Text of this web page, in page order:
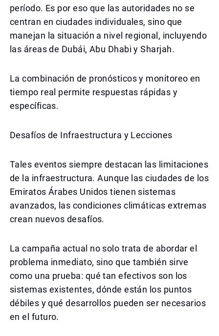
período. Es por eso que las autoridades no se
centran en ciudades individuales, sino que
manejan la situación a nivel regional, incluyendo
las áreas de Dubái, Abu Dhabi y Sharjah.
La combinación de pronósticos y monitoreo en
tiempo real permite respuestas rápidas y
específicas.
Desafíos de Infraestructura y Lecciones
Tales eventos siempre destacan las limitaciones
de la infraestructura. Aunque las ciudades de los
Emiratos Árabes Unidos tienen sistemas
avanzados, las condiciones climáticas extremas
crean nuevos desafíos.
La campaña actual no solo trata de abordar el
problema inmediato, sino que también sirve
como una prueba: qué tan efectivos son los
sistemas existentes, dónde están los puntos
débiles y qué desarrollos pueden ser necesarios
en el futuro.